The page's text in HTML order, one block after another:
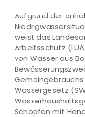
Aufgrund der
weist das
Arbeitsschutz
von Wasser aus
Gemeingebrauchs
Wassergesetz
Schöpfen mit